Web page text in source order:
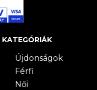
KATEGÓRIÁK
Újdonságok
Férfi
Női